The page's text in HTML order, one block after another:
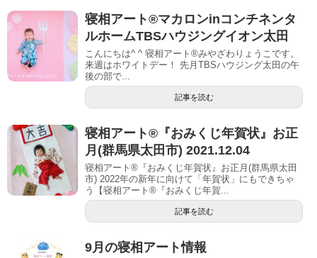
寝相アート®︎マカロンinコンチネンタ
ルホームTBSハウジングイオン太田
こんにちは^ ^ 寝相アート®︎みやざわりょうこです。
来週はホワイトデー！ 先月TBSハウジング太田の午
後の部で...
記事を読む
寝相アート®︎『おみくじ年賀状』お正
月(群馬県太田市) 2021.12.04
寝相アート®︎『おみくじ年賀状』お正月(群馬県太田
市) 2022年の新年に向けて「年賀状」にもできちゃ
う【寝相アート®︎『おみくじ年賀...
記事を読む
9月の寝相アート情報